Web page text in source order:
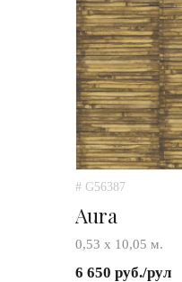
# G56387
Aura
0,53 х 10,05 м.
6 650 руб./рул